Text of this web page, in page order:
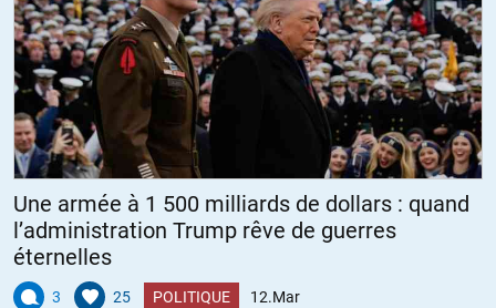
Une armée à 1 500 milliards de dollars : quand
l’administration Trump rêve de guerres
éternelles
3 25 POLITIQUE 12.Mar